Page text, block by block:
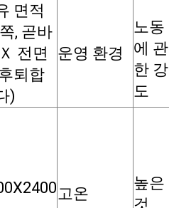
면적
, 곧바
전면
퇴합
)
운영 환경
노동
에 관
한 강
도
고온
높은
것